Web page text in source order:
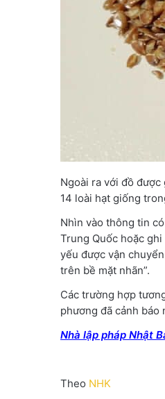
Ngoài ra với đồ
14 loài hạt giống
Nhìn vào thông tin
Trung Quốc hoặc
yếu được vận
trên bề mặt nhãn”.
Các trường hợp
phương đã cảnh báo
Nhà lập pháp Nhật
Theo NHK